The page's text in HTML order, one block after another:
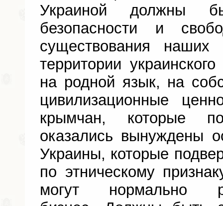
Украиной должны
безопасности и
существования наших
территории
на родной язык, на
цивилизационные
крымчан, которые
оказались вынуждены
Украины, которые
по этническому
могут нормально